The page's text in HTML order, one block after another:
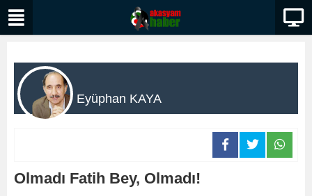
Eyüphan KAYA
Olmadı Fatih Bey, Olmadı!